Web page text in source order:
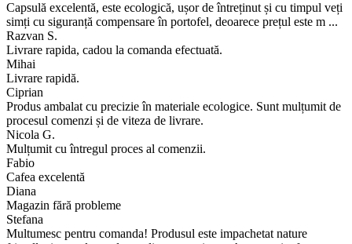
Capsulă excelentă, este ecologică, ușor de întreținut și cu timpul veți
simți cu siguranță compensare în portofel, deoarece prețul este m ...
Razvan S.
Livrare rapida, cadou la comanda efectuată.
Mihai
Livrare rapidă.
Ciprian
Produs ambalat cu precizie în materiale ecologice. Sunt mulțumit de
procesul comenzi și de viteza de livrare.
Nicola G.
Mulțumit cu întregul proces al comenzii.
Fabio
Cafea excelentă
Diana
Magazin fără probleme
Stefana
Multumesc pentru comanda! Produsul este impachetat nature